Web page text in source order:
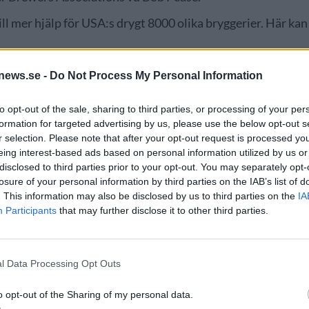
- Do Not Process My Personal Information
opt-out of the sale, sharing to third parties, or processing of your
for targeted advertising by us, please use the below opt-out
selection. Please note that after your opt-out request is processed
interest-based ads based on personal information utilized by us
to third parties prior to your opt-out. You may separately
of your personal information by third parties on the IAB’s list of
This information may also be disclosed by us to third parties on the
Participants that may further disclose it to other third parties.
Data Processing Opt Outs
opt-out of the Sharing of my personal data.
hjälp för USA:s drygt 8000 olika bryggerier. Här kan
bojkott –
ölförsäljningen på 20
NYHET
Bryggerierna som ingjuter
spänning – mot alla odds